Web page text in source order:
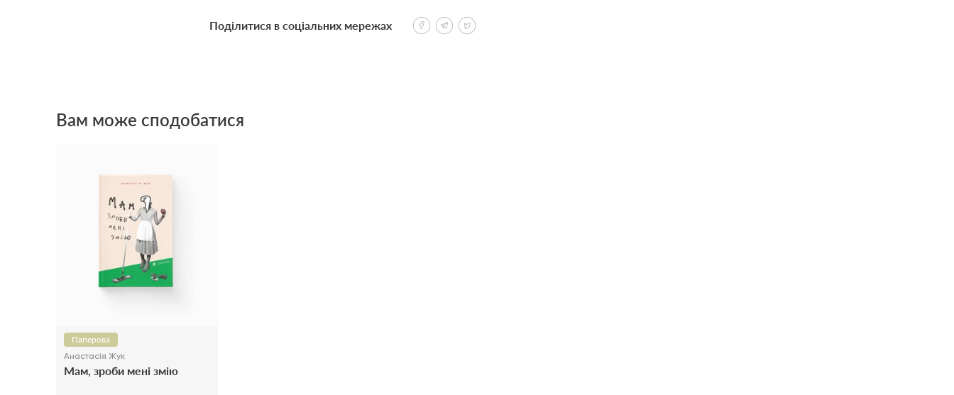
Поділитися в соціальних мережах
Вам може сподобатися
Паперова
Анастасія Жук
Мам, зроби мені змію